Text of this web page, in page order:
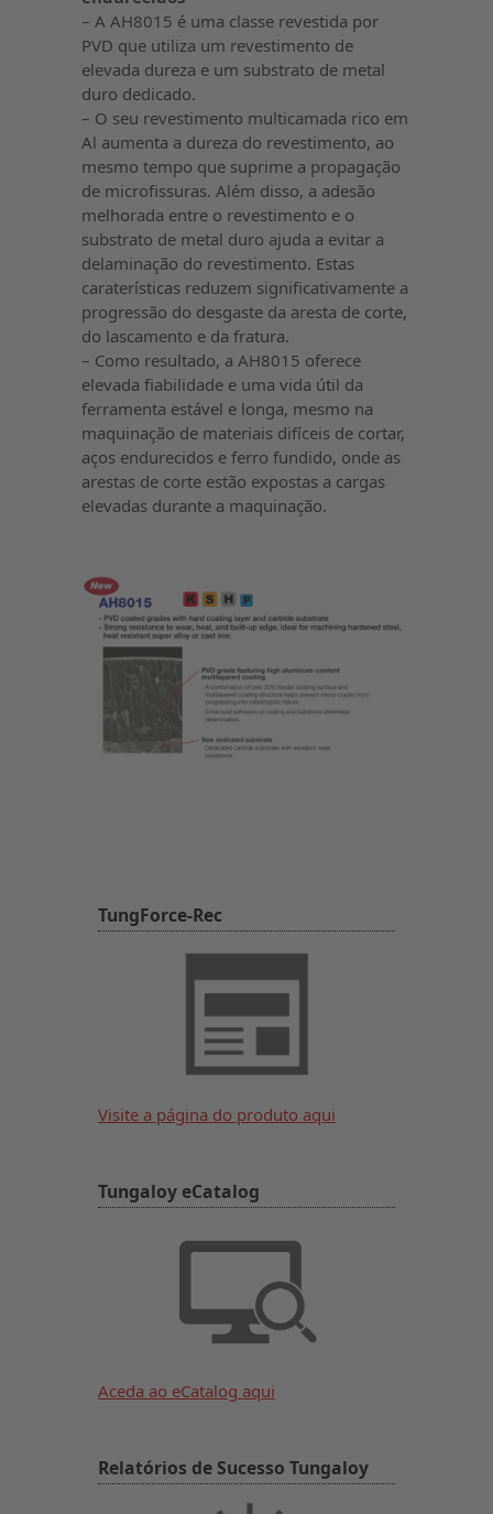
– A AH8015 é uma classe revestida por
PVD que utiliza um revestimento de
elevada dureza e um substrato de metal
duro dedicado.
– O seu revestimento multicamada rico em
Al aumenta a dureza do revestimento, ao
mesmo tempo que suprime a propagação
de microfissuras. Além disso, a adesão
melhorada entre o revestimento e o
substrato de metal duro ajuda a evitar a
delaminação do revestimento. Estas
caraterísticas reduzem significativamente a
progressão do desgaste da aresta de corte,
do lascamento e da fratura.
– Como resultado, a AH8015 oferece
elevada fiabilidade e uma vida útil da
ferramenta estável e longa, mesmo na
maquinação de materiais difíceis de cortar,
aços endurecidos e ferro fundido, onde as
arestas de corte estão expostas a cargas
elevadas durante a maquinação.
TungForce-Rec
Visite a página do produto aqui
Tungaloy eCatalog
Aceda ao eCatalog aqui
Relatórios de Sucesso Tungaloy